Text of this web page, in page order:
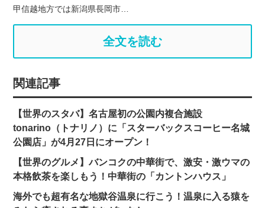
甲信越地方では新潟県長岡市…
全文を読む
関連記事
【世界のスタバ】名古屋初の公園内複合施設
tonarino（トナリノ）に「スターバックスコーヒー名城
公園店」が4月27日にオープン！
【世界のグルメ】バンコクの中華街で、激安・激ウマの
本格飲茶を楽しもう！中華街の「カントンハウス」
海外でも超有名な地獄谷温泉に行こう！温泉に入る猿を